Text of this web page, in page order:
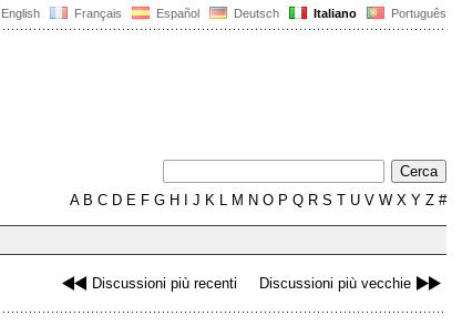
English Français Español Deutsch Italiano Português
AB C D E F G H J K L M N O P Q R S T U V W X Y Z #
Discussioni più recenti Discussioni più vecchie